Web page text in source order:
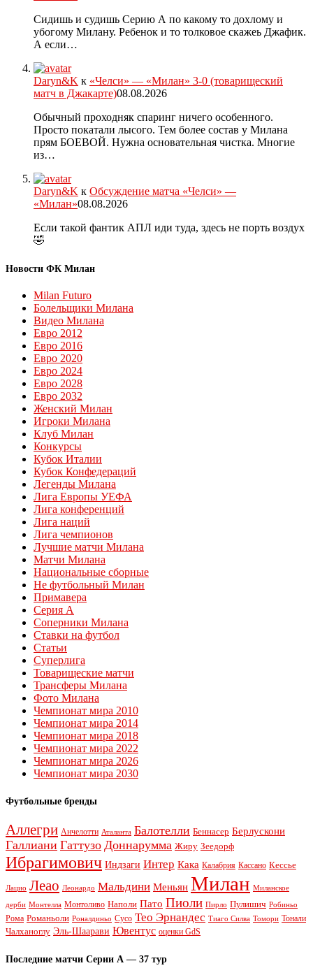
Сидишь и судишь Серию А по какому то дохлому и
убогому Милану. Ребенок и то толковое скажеь Джафик.
А если…
Daryn&K к «Челси» — «Милан» 3-0 (товарищеский
матч в Джакарте)08.08.2026
Обычный проходняк спаринг ничего особенного.
Просто покатали лысого. Тем более состав у Милана
прям БОЕВОЙ. Нужна основательная чистка. Многие
из…
Daryn&K к Обсуждение матча «Челси» —
«Милан»08.08.2026
Если такой фантик АПЛ иди туда, здесь не порть воздух
🤣
Новости ФК Милан
Milan Futuro
Болельщики Милана
Видео Милана
Евро 2012
Евро 2016
Евро 2020
Евро 2024
Евро 2028
Евро 2032
Женский Милан
Игроки Милана
Клуб Милан
Конкурсы
Кубок Италии
Кубок Конфедераций
Легенды Милана
Лига Европы УЕФА
Лига конференций
Лига наций
Лига чемпионов
Лучшие матчи Милана
Матчи Милана
Национальные сборные
Не футбольный Милан
Примавера
Серия А
Соперники Милана
Ставки на футбол
Статьи
Суперлига
Товарищеские матчи
Трансферы Милана
Фото Милана
Чемпионат мира 2010
Чемпионат мира 2014
Чемпионат мира 2018
Чемпионат мира 2022
Чемпионат мира 2026
Чемпионат мира 2030
Футбольные бренды
Аллегри Анчелотти Аталанта Балотелли Беннасер Берлускони
Галлиани Гаттузо Доннарумма Жиру Зеедорф
Ибрагимович Индзаги Интер Кака Калабрия Кассано Кессье
Лацио Леао Леонардо Мальдини Меньян Милан Миланское
дерби Монтелла Монтоливо Наполи Пато Пиоли Пирло Пулишич Робиньо
Рома Романьоли Роналдиньо Сусо Тео Эрнандес Тиаго Силва Томори Тонали
Чалханоглу Эль-Шаарави Ювентус оценки GdS
Последние матчи Серии А — 37 тур